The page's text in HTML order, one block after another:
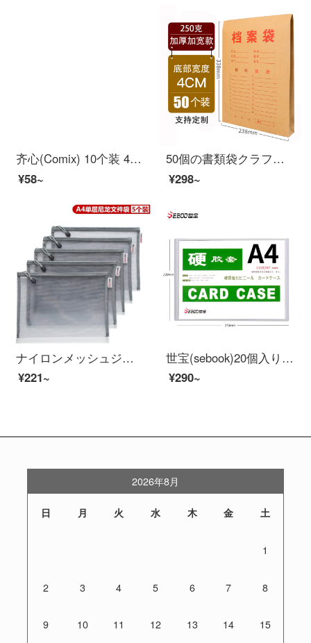
齐心(Comix) 10个装 40mm高质感A4竖式クラフト紙档案袋/文件袋/资料袋 EA6017 オフィス文具
¥58~
50個の書類袋クラフト紙250 g厚くて、A 4の書類袋のペーパーペーパーペーパーペーパーペーパーペーパーペーパーペーパーペーパーペーパーペーパーの入札案袋の大容量は50個です。厚さは250 g/底幅は4 cmです。
¥298~
ナイロンメッシュジッパー袋の書類袋の答案用紙袋の透明シンプロ試験ナイロンの筆袋の網糸収納袋の化粧バッグの教科袋A 4灰色/5個は単層を詰めます。
¥221~
世宝(sebook)20個入りの透明ハードケースA 4ファイルセットA 3営業許可書A 5写真ハードファイルケースA 4サイズ(20個入り)
¥290~
2026年8月
日 月 火 水 木 金 土
1
2 3 4 5 6 7 8
9 10 11 12 13 14 15